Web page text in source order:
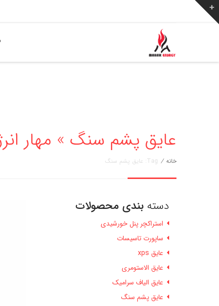
عایق پشم سنگ » مهار انرژی
خانه / Tag: عایق پشم سنگ
دسته بندی محصولات
استراکچر پنل خورشیدی
ساپورت تاسیسات
عایق xps
عایق الاستومری
عایق الیاف سرامیک
عایق پشم سنگ